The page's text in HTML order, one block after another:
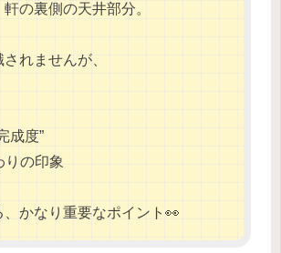
軒の裏側の天井部分。
れませんが、
成度”
りの印象
、かなり重要なポイント👀